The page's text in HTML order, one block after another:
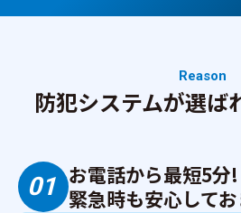
Reason
防犯システムが選ば
01 お電話から最短5分!
緊急時も安心して